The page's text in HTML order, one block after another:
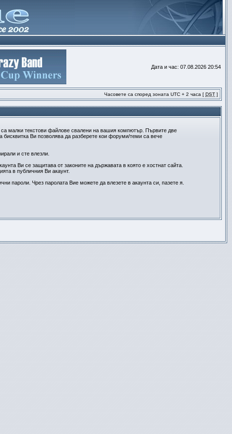
Дата и час: 07.08.2026 20:54
Часовете са според зоната UTC + 2 часа [ DST ]
малки текстови файлове свалени на вашия компютър. Първите две
Ви позволява да разберете кои форуми/теми са вече
и сте влезли.
Ви се защитава от законите на държавата в която е хостнат сайта.
в публичния Ви акаунт.
пароли. Чрез паролата Вие можете да влезете в акаунта си, пазете я.